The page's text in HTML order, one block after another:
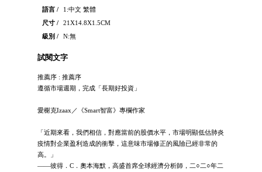
語言 /
1:中文 繁體
尺寸 /
21X14.8X1.5CM
級別 /
N:無
試閱文字
推薦序 : 推薦序
遵循市場週期，完成「長期好投資」
愛榭克Izaax／《Smart智富》專欄作家
「近期來看，我們相信，對應當前的股價水平，市場明顯低估肺炎
疫情對企業盈利造成的衝擊，這意味市場修正的風險已經非常的
高。」
——彼得．C．奧本海默，高盛首席全球經濟分析師，二○二○年二